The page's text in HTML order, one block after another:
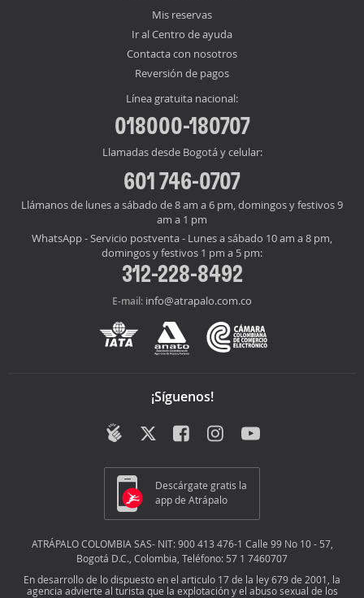
Mis reservas
Ir al Centro de ayuda
Contacta con nosotros
Reversión de pagos
Línea gratuita nacional:
018000-180707
Llamadas desde Bogotá y celular:
601 746-0707
Llámanos de lunes a sábado de 8 am a 6 pm, domingos y festivos 9
am a 1 pm
WhatsApp - Servicio postventa - Lunes a sábado 10 am a 8 pm,
domingos y festivos 1 pm a 5 pm:
312-228-8492
E-mail: info@atrapalo.com.co
¡Síguenos!
Descárgate gratis la
app de Atrápalo
ATRÁPALO COLOMBIA SAS- NIT: 900 413 476-1 Calle 99 No 10 - 57,
Bogotá D.C., Colombia, Teléfono: 57 1 7460707
En desarrollo de lo dispuesto en el articulo 17 de la ley 679 de 2001, la
agencia advierte al turista que la explotación y el abuso sexual de los